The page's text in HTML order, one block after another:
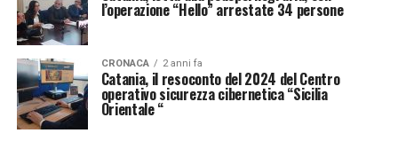
l’operazione “Hello” arrestate 34 persone
CRONACA 2 anni fa
Catania, il resoconto del 2024 del Centro
operativo sicurezza cibernetica “Sicilia
Orientale “